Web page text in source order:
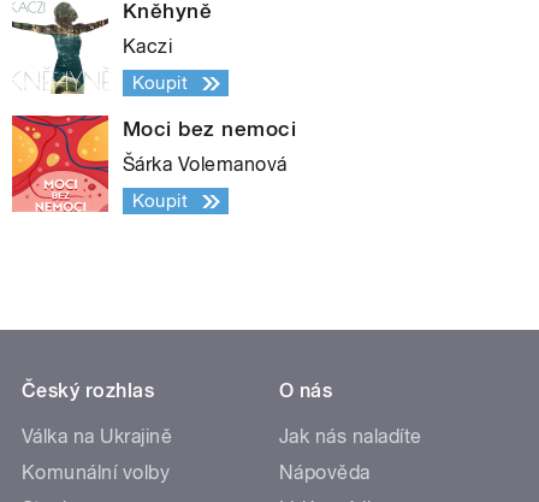
Kněhyně
Kaczi
Koupit
Moci bez nemoci
Šárka Volemanová
Koupit
Český rozhlas
Válka na Ukrajině
Komunální volby
O nás
Jak nás naladíte
Nápověda